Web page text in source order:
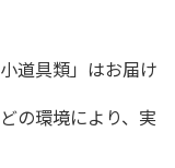
道具類」はお届け
の環境により、実